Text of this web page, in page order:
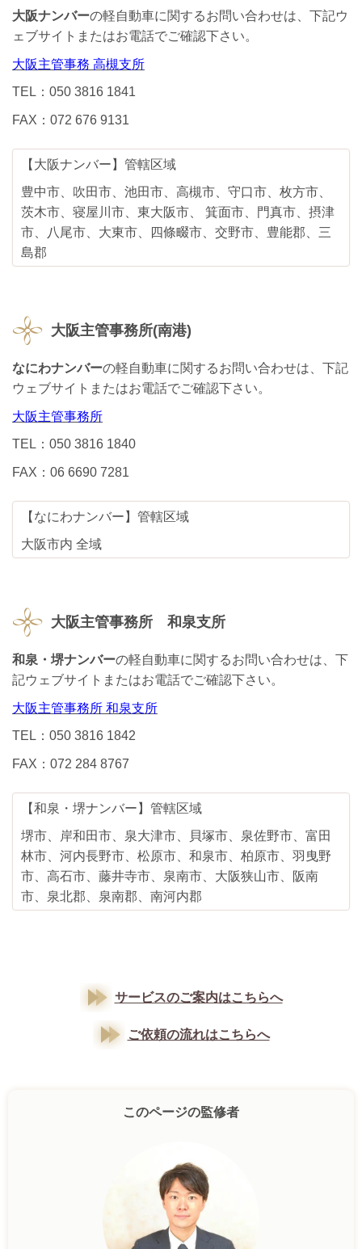
大阪ナンバーの軽自動車に関するお問い合わせは、下記ウ
ェブサイトまたはお電話でご確認下さい。
大阪主管事務 高槻支所
TEL：050 3816 1841
FAX：072 676 9131
【大阪ナンバー】管轄区域
豊中市、吹田市、池田市、高槻市、守口市、枚方市、
茨木市、寝屋川市、東大阪市、 箕面市、門真市、摂津
市、八尾市、大東市、四條畷市、交野市、豊能郡、三
島郡
大阪主管事務所(南港)
なにわナンバーの軽自動車に関するお問い合わせは、下記
ウェブサイトまたはお電話でご確認下さい。
大阪主管事務所
TEL：050 3816 1840
FAX：06 6690 7281
【なにわナンバー】管轄区域
大阪市内 全域
大阪主管事務所 和泉支所
和泉・堺ナンバーの軽自動車に関するお問い合わせは、下
記ウェブサイトまたはお電話でご確認下さい。
大阪主管事務所 和泉支所
TEL：050 3816 1842
FAX：072 284 8767
【和泉・堺ナンバー】管轄区域
堺市、岸和田市、泉大津市、貝塚市、泉佐野市、富田
林市、河内長野市、松原市、和泉市、柏原市、羽曳野
市、高石市、藤井寺市、泉南市、大阪狭山市、阪南
市、泉北郡、泉南郡、南河内郡
サービスのご案内はこちらへ
ご依頼の流れはこちらへ
このページの監修者